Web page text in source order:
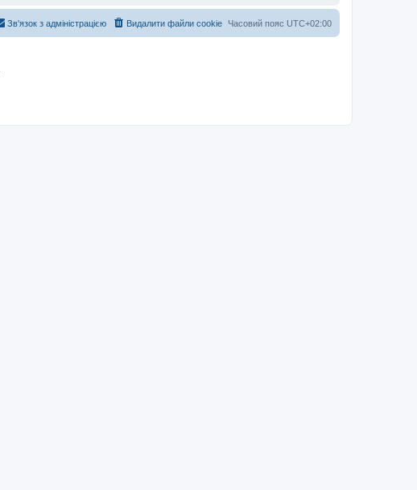
Часовий пояс UTC+02:00
Видалити файли cookie
Зв'язок з адміністрацією